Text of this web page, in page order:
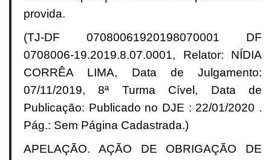
provida.
(TJ-DF 07080061920198070001 DF
0708006-19.2019.8.07.0001, Relator: NÍDIA
CORRÊA LIMA, Data de Julgamento:
07/11/2019, 8ª Turma Cível, Data de
Publicação: Publicado no DJE : 22/01/2020 .
Pág.: Sem Página Cadastrada.)
APELAÇÃO. AÇÃO DE OBRIGAÇÃO DE